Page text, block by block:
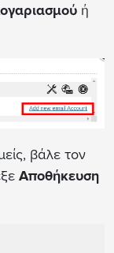
ή
βάλε τον
Αποθήκευση